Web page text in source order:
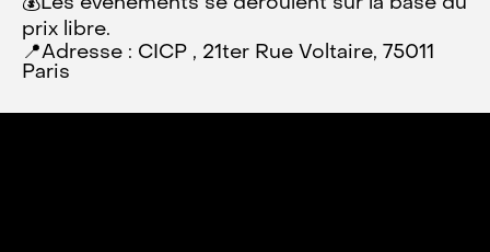
💰Les événements se déroulent sur la base du
prix libre.
📍Adresse : CICP , 21ter Rue Voltaire, 75011
Paris